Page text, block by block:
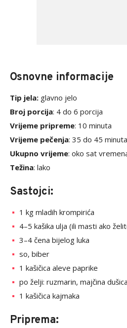
Osnovne informacije
Tip jela: glavno jelo
Broj porcija: 4 do 6 porcija
Vrijeme pripreme: 10 minuta
Vrijeme pečenja: 35 do 45 minuta
Ukupno vrijeme: oko sat
Težina: lako
Sastojci:
1 kg mladih krompirića
4–5 kašika ulja (ili masti ako
3–4 čena bijelog luka
so, biber
1 kašičica aleve paprike
po želji: ruzmarin, majčina
1 kašičica kajmaka
Priprema: